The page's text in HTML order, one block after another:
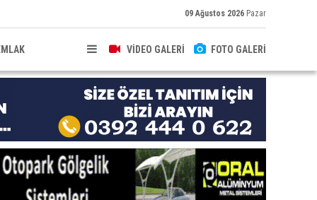
09 Ağustos 2026 Pazar
VİDEO GALERİ FOTO GALERİ